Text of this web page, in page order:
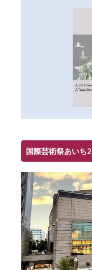
国際芸術祭あいち